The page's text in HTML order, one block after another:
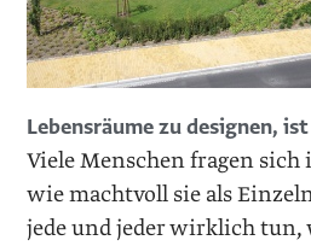
Lebensräume zu designen,
Viele Menschen fragen sich
wie machtvoll sie als
jede und jeder wirklich tun,